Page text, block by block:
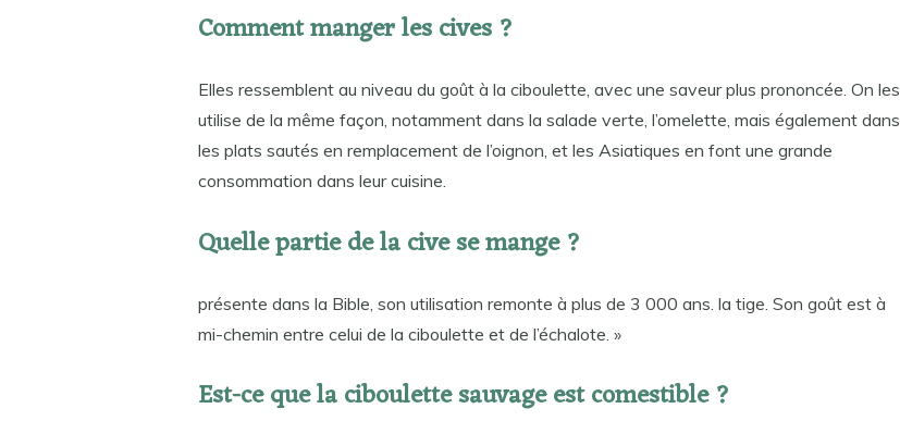
Comment manger les cives ?
Elles ressemblent au niveau du goût à la ciboulette, avec une saveur plus prononcée. On les
utilise de la même façon, notamment dans la salade verte, l’omelette, mais également dans
les plats sautés en remplacement de l’oignon, et les Asiatiques en font une grande
consommation dans leur cuisine.
Quelle partie de la cive se mange ?
présente dans la Bible, son utilisation remonte à plus de 3 000 ans. la tige. Son goût est à
mi-chemin entre celui de la ciboulette et de l’échalote. »
Est-ce que la ciboulette sauvage est comestible ?